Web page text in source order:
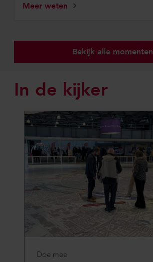
Meer weten
Bekijk alle momenten
In de kijker
Doe mee